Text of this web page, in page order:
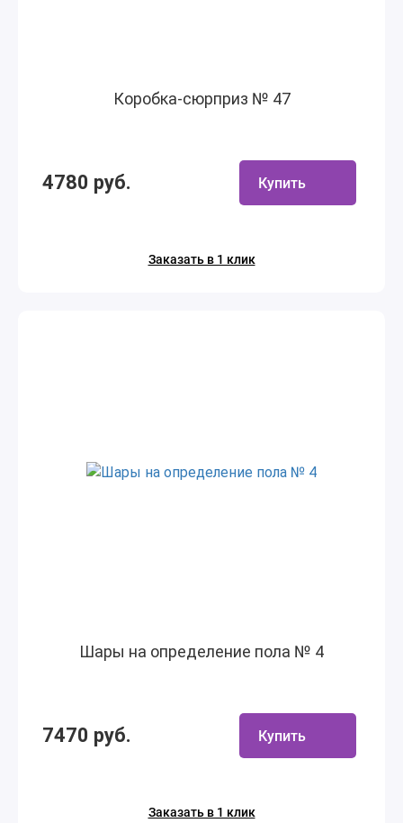
Коробка-сюрприз № 47
4780 руб. Купить
Заказать в 1 клик
Шары на определение пола № 4
7470 руб. Купить
Заказать в 1 клик